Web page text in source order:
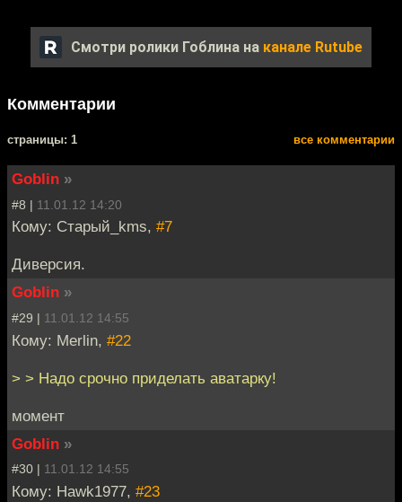
Смотри ролики Гоблина на канале Rutube
Комментарии
cтраницы: 1 все комментарии
Goblin »
#8 | 11.01.12 14:20
Кому: Старый_kms, #7
Диверсия.
Goblin »
#29 | 11.01.12 14:55
Кому: Merlin, #22
> > Надо срочно приделать аватарку!
момент
Goblin »
#30 | 11.01.12 14:55
Кому: Hawk1977, #23